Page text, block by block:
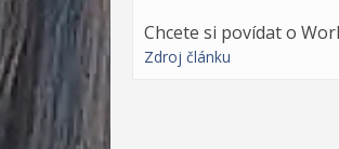
Chcete si povídat o
Zdroj článku